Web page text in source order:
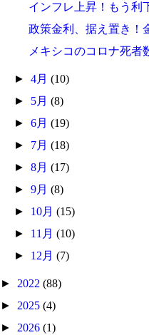
インフレ上昇！もう利
政策金利、据え置き！
メキシコのコロナ死者
►4月(10)
► 5月(8)
►6月(19)
► 7月(18)
►8月(17)
►9月(8)
► 10月(15)
► 11月(10)
► 12月(7)
► 2022 (88)
► 2025 (4)
► 2026 (1)